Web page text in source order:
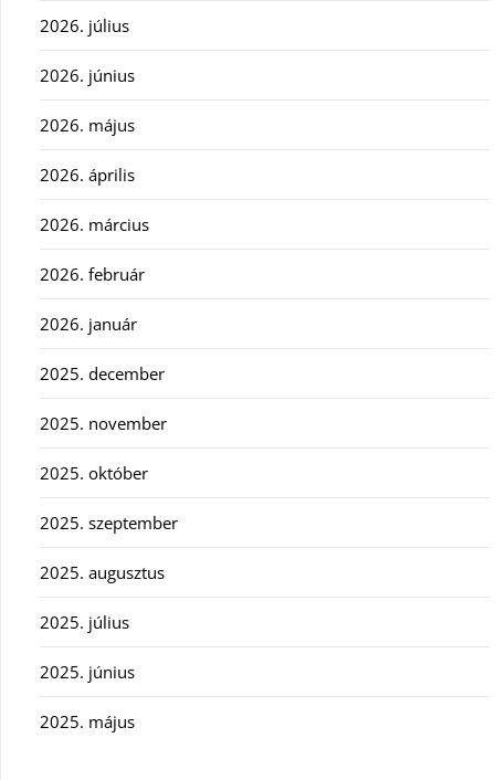
2026. július
2026. június
2026. május
2026. április
2026. március
2026. február
2026. január
2025. december
2025. november
2025. október
2025. szeptember
2025. augusztus
2025. július
2025. június
2025. május